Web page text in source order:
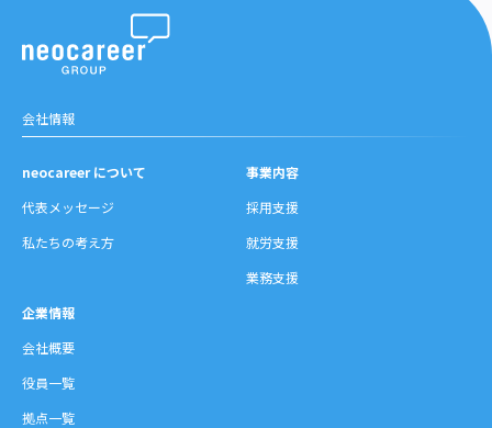
会社情報
neocareer について
代表メッセージ
私たちの考え方
事業内容
採用支援
就労支援
業務支援
企業情報
会社概要
役員一覧
拠点一覧